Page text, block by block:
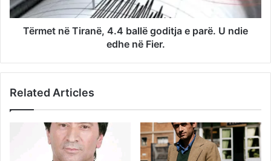
Tërmet në Tiranë, 4.4 ballë goditja e parë. U ndie
edhe në Fier.
Related Articles